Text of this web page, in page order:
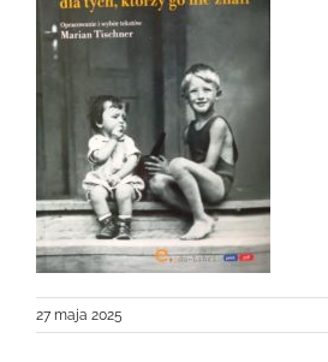
27 maja 2025